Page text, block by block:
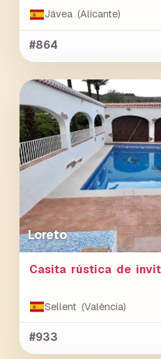
Jávea (Alicante)
#864
Loreto
Casita rústica de
Sellent (València)
#933